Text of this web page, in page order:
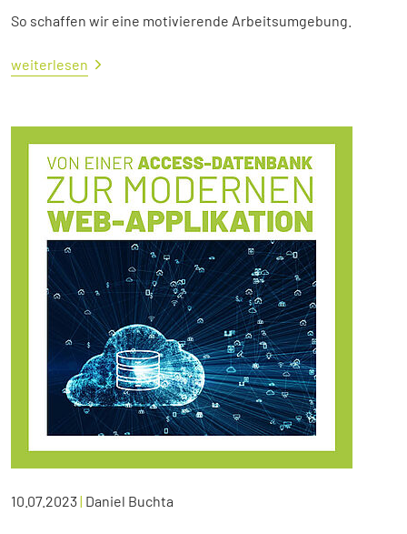
So schaffen wir eine motivierende Arbeitsumgebung.
weiterlesen
10.07.2023| Daniel Buchta